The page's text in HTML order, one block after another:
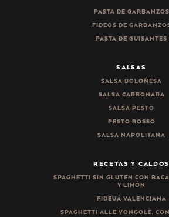
PASTA DE GARBANZOS
FIDEOS DE
PASTA DE GUISANTES
SALSAS
SALSA BOLOÑESA
SALSA CARBONARA
SALSA PESTO
PESTO ROSSO
SALSA NAPOLITANA
RECETAS Y CALDOS
SPAGHETTI SIN GLUTEN CON
Y LIMÓN
FIDEUÁ VALENCIANA
SPAGHETTI ALLE VONGOLE,